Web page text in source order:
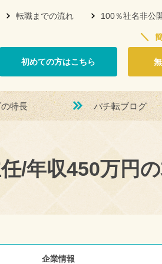
転職までの流れ 100％社名非公
初めての方はこちら
特長 パチ転ブログ
/年収450万円
企業情報